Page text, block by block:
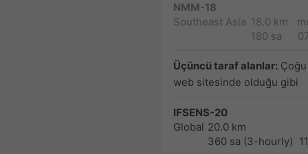
NMM-18
Southeast Asia 18.0 km
180 sa
Üçüncü taraf alanlar:
web sitesinde olduğu gibi
IFSENS-20
Global 20.0 km
360 sa (3-hourly)